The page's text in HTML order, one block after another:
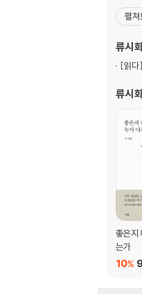
사막
농담
옹이
나의 시
이누이트
의족을
사이치
누가 떠
내가 알
무사의
사랑
나에게
자연에
펼쳐
류시
[읽다]
류시
좋은지
는가
10%